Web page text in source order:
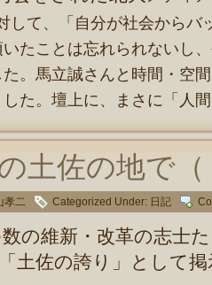
して、「自分が社会からバ
たことは忘れられないし
。馬立誠さんと時間・空
した。壇上に、まさに「
土佐の地で
孝二 Categorized Under: 日記
の維新・改革の志士
土佐の誇り」として